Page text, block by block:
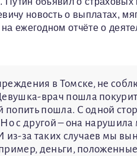
новость о выплатах,
ежегодном отчёте о
в Томске, не
врач пошла
попить пошла. С одной
Но с другой – она
за таких случаев мы
деньги,